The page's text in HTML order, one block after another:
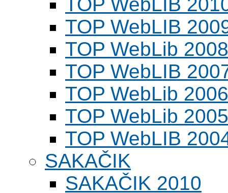
TOP WebLIB
TOP WebLib 2008
TOP WebLIB
TOP WebLib 2006
TOP WebLib 2005
TOP WebLIB
SAKAČIK
SAKAČIK 2010